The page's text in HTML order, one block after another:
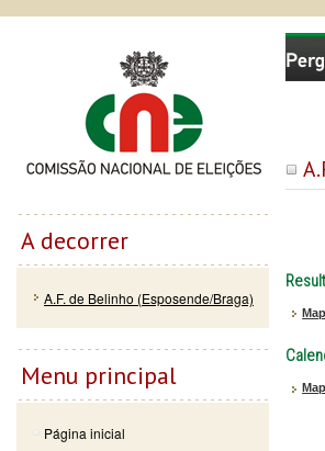
A decorrer
A.F. de Belinho (Esposende/Braga)
Menu principal
Página inicial